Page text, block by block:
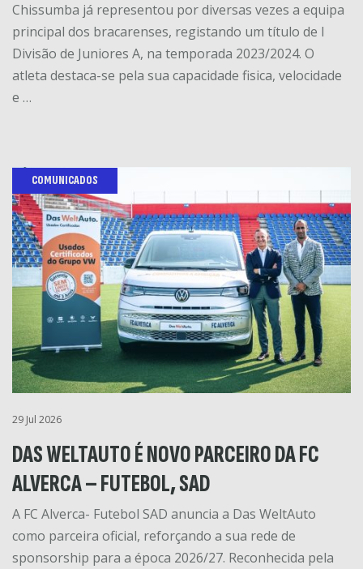
Chissumba já representou por diversas vezes a equipa
principal dos bracarenses, registando um título de I
Divisão de Juniores A, na temporada 2023/2024. O
atleta destaca-se pela sua capacidade fisica, velocidade
e …
COMUNICADOS
29 Jul 2026
DAS WELTAUTO É NOVO PARCEIRO DA FC
ALVERCA – FUTEBOL, SAD
A FC Alverca- Futebol SAD anuncia a Das WeltAuto
como parceira oficial, reforçando a sua rede de
sponsorship para a época 2026/27. Reconhecida pela